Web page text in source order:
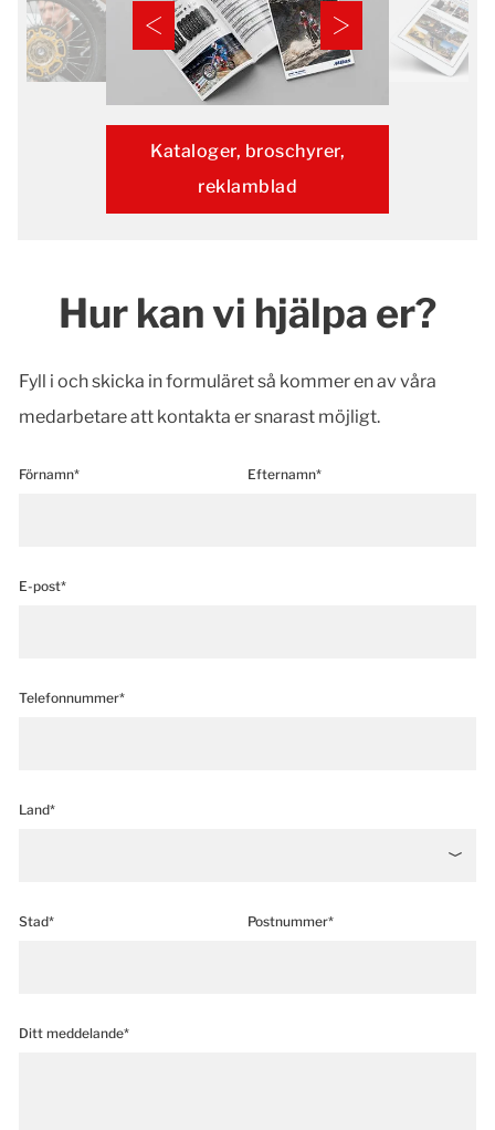
Kataloger, broschyrer,
reklamblad
Hur kan vi hjälpa er?
Fyll i och skicka in formuläret så kommer en av våra
medarbetare att kontakta er snarast möjligt.
Förnamn* Efternamn*
E-post*
Telefonnummer*
Land*
Stad* Postnummer*
Ditt meddelande*